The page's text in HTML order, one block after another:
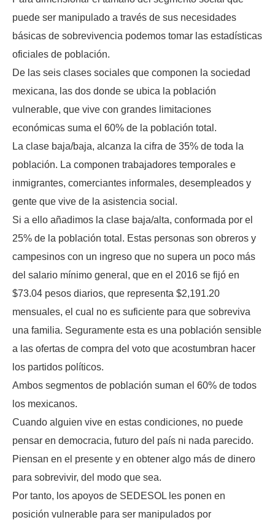
puede ser manipulado a través de sus necesidades
básicas de sobrevivencia podemos tomar las estadísticas
oficiales de población.
De las seis clases sociales que componen la sociedad
mexicana, las dos donde se ubica la población
vulnerable, que vive con grandes limitaciones
económicas suma el 60% de la población total.
La clase baja/baja, alcanza la cifra de 35% de toda la
población. La componen trabajadores temporales e
inmigrantes, comerciantes informales, desempleados y
gente que vive de la asistencia social.
Si a ello añadimos la clase baja/alta, conformada por el
25% de la población total. Estas personas son obreros y
campesinos con un ingreso que no supera un poco más
del salario mínimo general, que en el 2016 se fijó en
$73.04 pesos diarios, que representa $2,191.20
mensuales, el cual no es suficiente para que sobreviva
una familia. Seguramente esta es una población sensible
a las ofertas de compra del voto que acostumbran hacer
los partidos políticos.
Ambos segmentos de población suman el 60% de todos
los mexicanos.
Cuando alguien vive en estas condiciones, no puede
pensar en democracia, futuro del país ni nada parecido.
Piensan en el presente y en obtener algo más de dinero
para sobrevivir, del modo que sea.
Por tanto, los apoyos de SEDESOL les ponen en
posición vulnerable para ser manipulados por